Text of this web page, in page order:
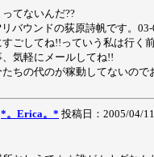
てないんだ??
バウンドの荻原詩帆です。
ごしてね!!っていう私は行く
気軽にメールしてね!!
ちの代のが稼動してないの
*。Erica。* 投稿日：2005/04/